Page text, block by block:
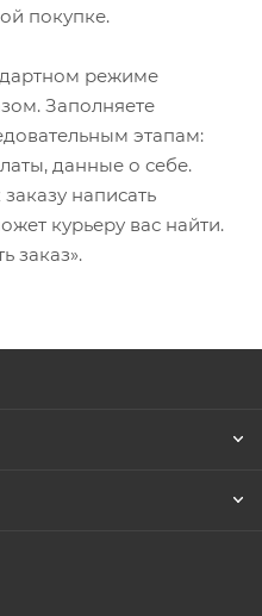
покупке.
режиме
Заполняете
этапам:
данные о себе.
написать
курьеру вас найти.
заказ».